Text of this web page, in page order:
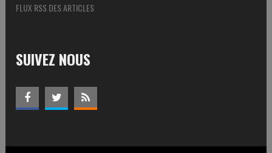
FLUX RSS DES ARTICLES
SUIVEZ NOUS